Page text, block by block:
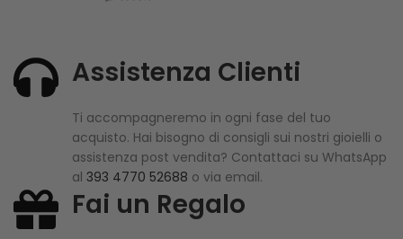
Assistenza Clienti
Ti accompagneremo in ogni fase del tuo
acquisto. Hai bisogno di consigli sui nostri gioielli o
assistenza post vendita? Contattaci su WhatsApp
al 393 4770 52688 o via email.
Fai un Regalo